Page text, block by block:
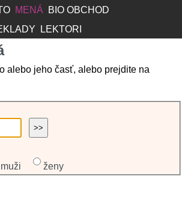
MENÁ
BIO OBCHOD
LEKTORI
alebo jeho časť, alebo prejdite na
muži ženy